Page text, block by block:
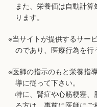
また、栄養価は自動計
ります。
※当サイトが提供するサー
のであり、医療行為を行
※医師の指示のもと栄養指
導に従って下さい。
特に、腎症や心筋梗塞